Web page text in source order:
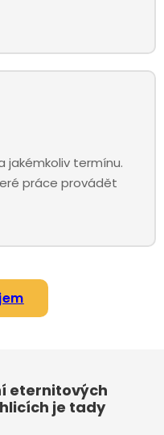
jakémkoliv termínu.
práce provádět
eternitových
je tady